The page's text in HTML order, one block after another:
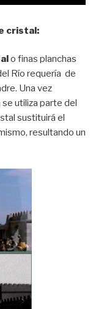
cristal:
o finas planchas
Río requería de
Una vez
utiliza parte del
sustituirá el
resultando un